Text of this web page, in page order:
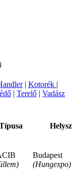
| Kotorék |
| Terelő | Vadász
Budapest
(Hungexpo)